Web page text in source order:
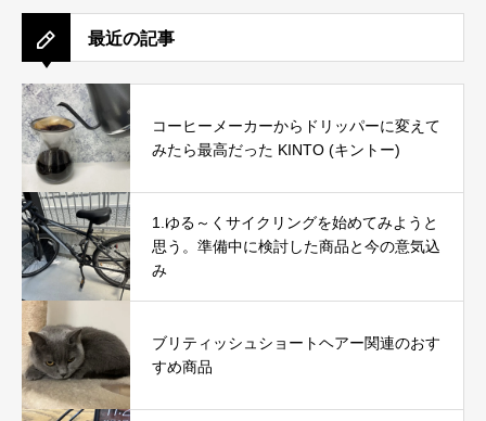
最近の記事
コーヒーメーカーからドリッパーに変えて
みたら最高だった KINTO (キントー)
1.ゆる～くサイクリングを始めてみようと
思う。準備中に検討した商品と今の意気込
み
ブリティッシュショートヘアー関連のおす
すめ商品